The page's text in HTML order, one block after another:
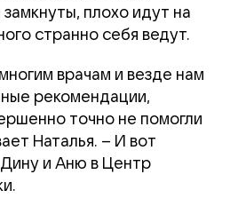
плохо идут на
странно себя ведут.
врачам и везде нам
рекомендации,
точно не помогли
Наталья. – И вот
и Аню в Центр